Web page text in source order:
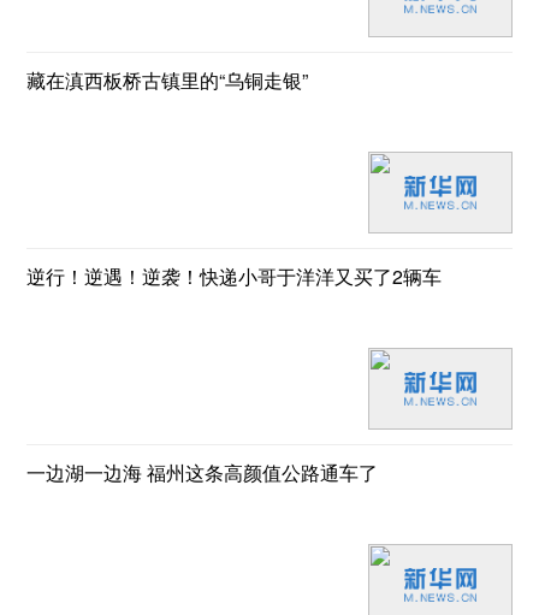
藏在滇西板桥古镇里的“乌铜走银”
逆行！逆遇！逆袭！快递小哥于洋洋又买了2辆车
一边湖一边海 福州这条高颜值公路通车了